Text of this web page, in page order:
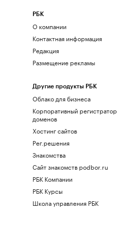
РБК
О компании
Контактная информация
Редакция
Размещение рекламы
Другие продукты РБК
Облако для бизнеса
Корпоративный регистратор
доменов
Хостинг сайтов
Рег.решения
Знакомства
Сайт знакомств podbor.ru
РБК Компании
РБК Курсы
Школа управления РБК